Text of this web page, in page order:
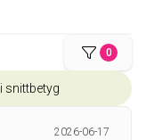
0
i snittbetyg
2026-06-17